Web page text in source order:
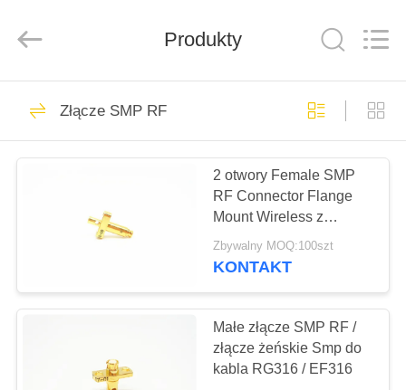
DOM
PRODUKTY
WYCIECZKA
FABRYCE
Ltd..
Złącze RF SMA
207
Złącze SMP RF
236
Produkty
Złącze SMP RF
2 otwory Female SMP
RF Connector Flange
Mount Wireless z
kompaktowymi
rozmiarami
Zbywalny MOQ:100szt
KONTAKT
Małe złącze SMP RF /
złącze żeńskie Smp do
kabla RG316 / EF316